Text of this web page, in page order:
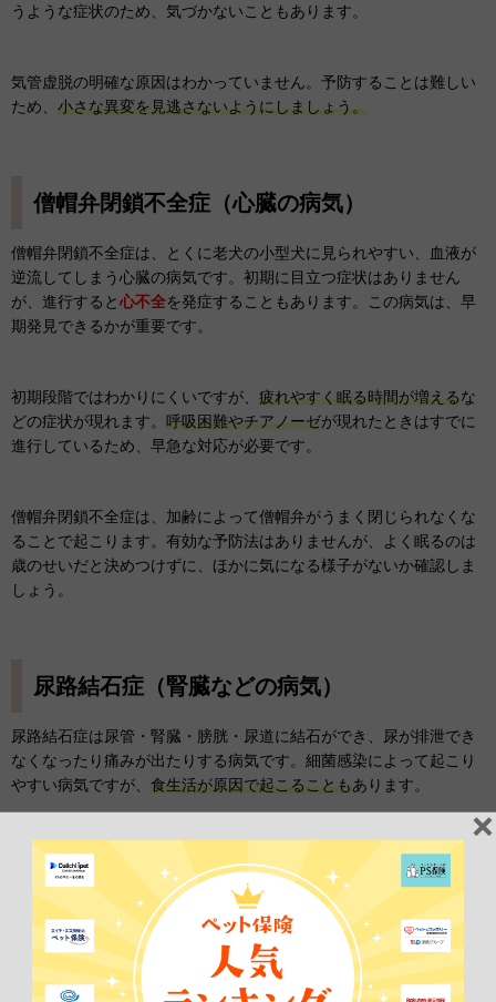
うような症状のため、気づかないこともあります。
気管虚脱の明確な原因はわかっていません。予防することは難しい
ため、 小さな異変を見逃さないようにしましょう。
僧帽弁閉鎖不全症（心臓の病気）
僧帽弁閉鎖不全症は、とくに老犬の小型犬に見られやすい、血液が
逆流してしまう心臓の病気です。初期に目立つ症状はありません
が、進行すると心不全を発症することもあります。この病気は、早
期発見できるかが重要です。
初期段階ではわかりにくいですが、 疲れやすく眠る時間が増えるな
どの症状が現れます。 呼吸困難やチアノーゼが現れたときはすでに
進行しているため、早急な対応が必要です。
僧帽弁閉鎖不全症は、加齢によって僧帽弁がうまく閉じられなくな
ることで起こります。有効な予防法はありませんが、よく眠るのは
歳のせいだと決めつけずに、ほかに気になる様子がないか確認しま
しょう。
尿路結石症（腎臓などの病気）
尿路結石症は尿管・腎臓・膀胱・尿道に結石ができ、尿が排泄でき
なくなったり痛みが出たりする病気です。細菌感染によって起こり
やすい病気ですが、 食生活が原因で起こることもあります。
血尿が出る、いつもと違うところでおしっこする
など、排尿の異変
が主な症状です。体質や程度によっては、吐き気を起こす子もいま
完全に予防することはできませんが、食事やおやつで
ミネラルを過